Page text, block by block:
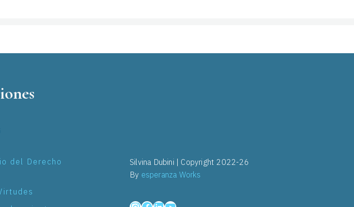
del Derecho
Silvina Dubini | Copyright 2022-26
By esperanza Works